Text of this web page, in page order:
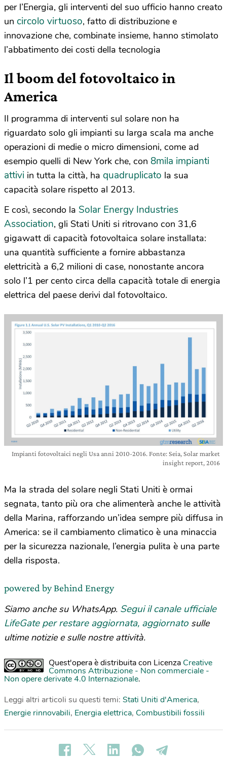
per l’Energia, gli interventi del suo ufficio hanno creato
un circolo virtuoso, fatto di distribuzione e
innovazione che, combinate insieme, hanno stimolato
l’abbatimento dei costi della tecnologia
Il boom del fotovoltaico in
America
Il programma di interventi sul solare non ha
riguardato solo gli impianti su larga scala ma anche
operazioni di medie o micro dimensioni, come ad
esempio quelli di New York che, con 8mila impianti
attivi in tutta la città, ha quadruplicato la sua
capacità solare rispetto al 2013.
E così, secondo la Solar Energy Industries
Association, gli Stati Uniti si ritrovano con 31,6
gigawatt di capacità fotovoltaica solare installata:
una quantità sufficiente a fornire abbastanza
elettricità a 6,2 milioni di case, nonostante ancora
solo l’1 per cento circa della capacità totale di energia
elettrica del paese derivi dal fotovoltaico.
Impianti fotovoltaici negli Usa anni 2010-2016. Fonte: Seia, Solar market
insight report, 2016
Ma la strada del solare negli Stati Uniti è ormai
segnata, tanto più ora che alimenterà anche le attività
della Marina, rafforzando un’idea sempre più diffusa in
America: se il cambiamento climatico è una minaccia
per la sicurezza nazionale, l’energia pulita è una parte
della risposta.
powered by Behind Energy
Siamo anche su WhatsApp. Segui il canale ufficiale
LifeGate per restare aggiornata, aggiornato sulle
ultime notizie e sulle nostre attività.
Quest'opera è distribuita con Licenza Creative
Commons Attribuzione - Non commerciale -
Non opere derivate 4.0 Internazionale.
Leggi altri articoli su questi temi: Stati Uniti d'America,
Energie rinnovabili, Energia elettrica, Combustibili fossili